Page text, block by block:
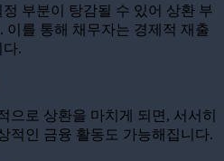
부분이 탕감될 수 있어 상환 부
이를 통해 채무자는 경제적 재출
다.
으로 상환을 마치게 되면, 서서히
적인 금융 활동도 가능해집니다.